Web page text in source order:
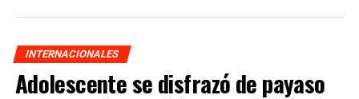
INTERNACIONALES
Adolescente se disfrazó de payaso